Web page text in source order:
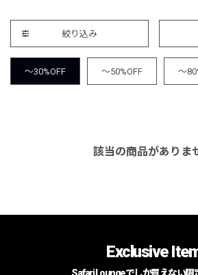
絞り込み
～30%OFF ～50%OFF ～
該当の商品がありま
Exclusive
Safari Loungeでしか買えない限